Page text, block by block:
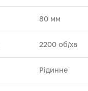
80 мм
2200 об/хв
Рідинне